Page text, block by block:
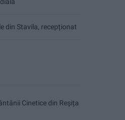
din Stavila, recepționat
Cinetice din Reșița